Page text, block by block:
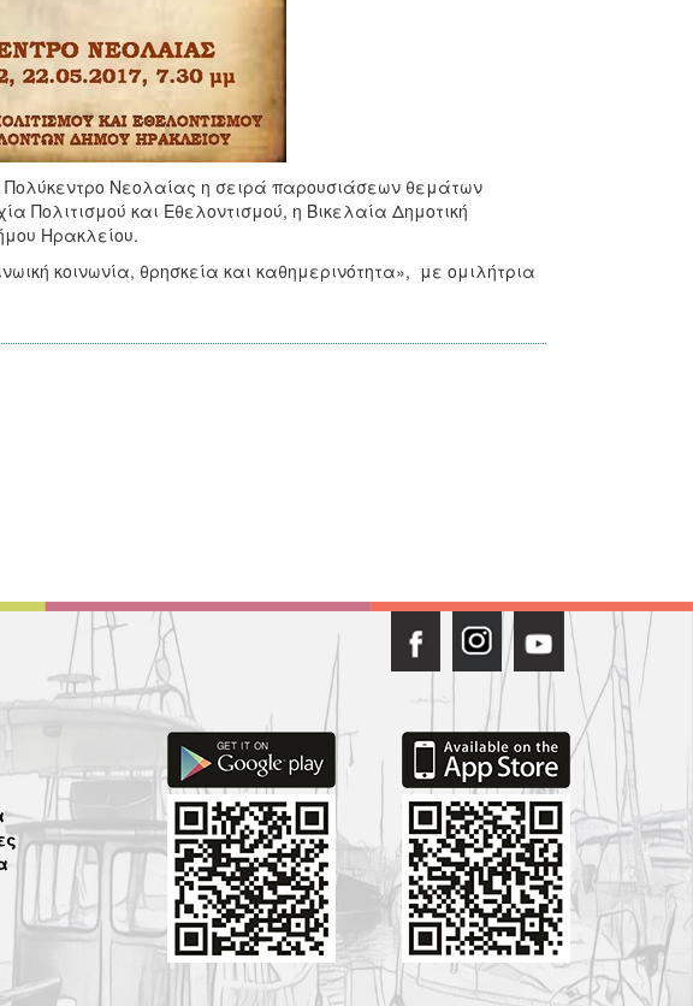
Πολύκεντρο Νεολαίας η σειρά παρουσιάσεων θεμάτων
Πολιτισμού και Εθελοντισμού, η Βικελαία Δημοτική
Ηρακλείου.
κοινωνία, θρησκεία και καθημερινότητα», με ομιλήτρια